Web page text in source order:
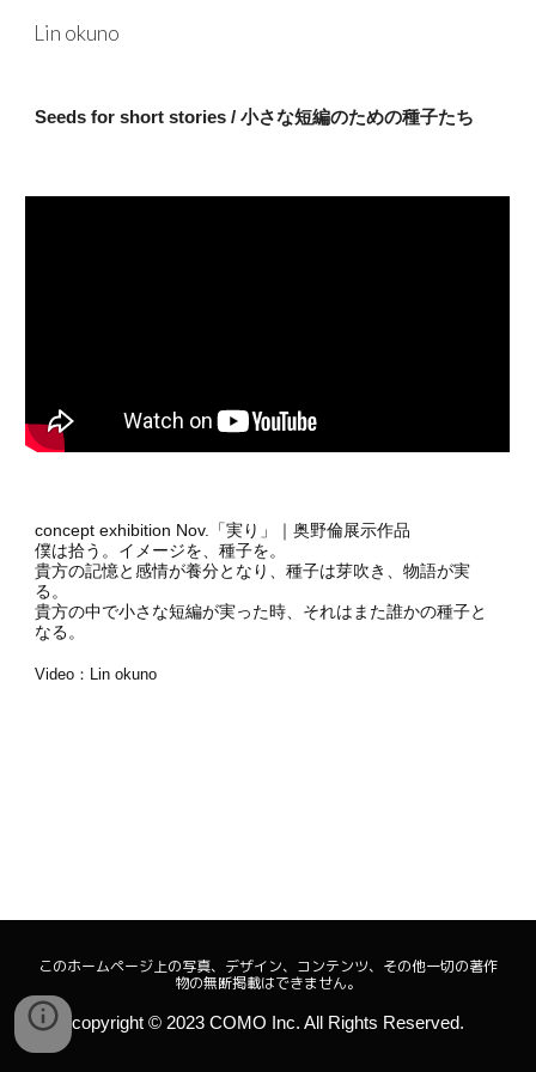
Skip to main content
Lin okuno
Seeds for short stories / 小さな短編のための種子たち
concept exhibition Nov.「実り」｜奥野倫展示作品
僕は拾う。イメージを、種子を。
貴方の記憶と感情が養分となり、種子は芽吹き、物語が実
る。
貴方の中で小さな短編が実った時、それはまた誰かの種子と
なる。
Video：Lin okuno
このホームページ上の写真、デザイン、コンテンツ、その他一切の著作
物の無断掲載はできません。
copyright ©︎ 2023 COMO Inc. All Rights Reserved.